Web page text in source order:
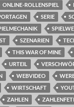
ONLINE-ROLLENSPIEL
SERIE
SZENARIEN
THIS WAR OF MINE
URTEIL
WEBVIDEO
WIRTSCHAFT
ZAHLEN